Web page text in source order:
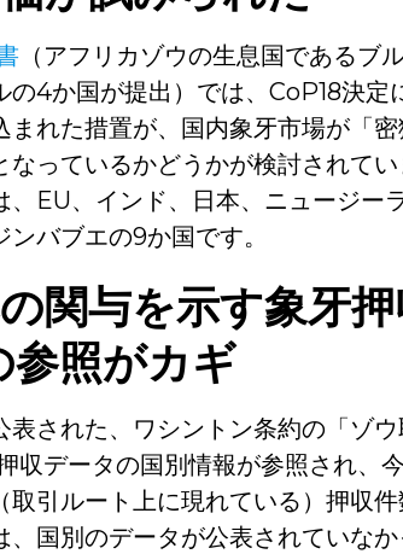
（アフリカゾウの生息国であるブ
4か国が提出）では、CoP18決定
れた措置が、国内象牙市場が「
っているかどうかが検討されて
、EU、インド、日本、ニュージー
バブエの9か国です。
関与を示す象牙
参照がカギ
された、ワシントン条約の「ゾ
収データの国別情報が参照され、
引ルート上に現れている）押収
国別のデータが公表されていな